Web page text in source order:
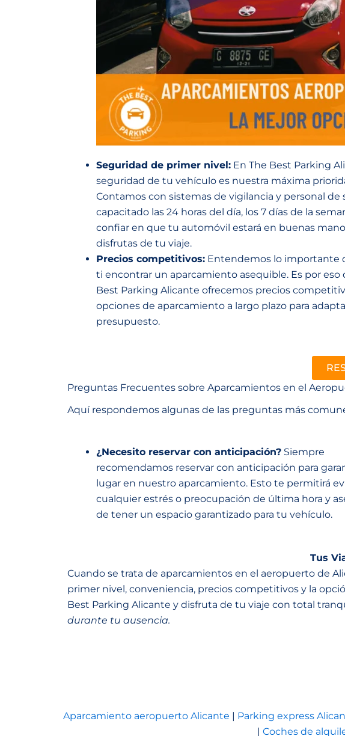
Seguridad de primer nivel: En The Best Parking
seguridad de tu vehículo es nuestra máxima
Contamos con sistemas de vigilancia y personal de
capacitado las 24 horas del día, los 7 días de la
confiar en que tu automóvil estará en buenas
disfrutas de tu viaje.
Precios competitivos: Entendemos lo importante
ti encontrar un aparcamiento asequible. Es por eso
Best Parking Alicante ofrecemos precios
opciones de aparcamiento a largo plazo para
presupuesto.
Preguntas Frecuentes sobre Aparcamientos en el
Aquí respondemos algunas de las preguntas más
¿Necesito reservar con anticipación? Siempre
recomendamos reservar con anticipación para
lugar en nuestro aparcamiento. Esto te permitirá
cualquier estrés o preocupación de última hora y
de tener un espacio garantizado para tu vehículo.
Tus
Cuando se trata de aparcamientos en el aeropuerto de
primer nivel, conveniencia, precios competitivos y la
Best Parking Alicante y disfruta de tu viaje con total
durante tu ausencia.
Aparcamiento aeropuerto Alicante | Parking express
| Coches de